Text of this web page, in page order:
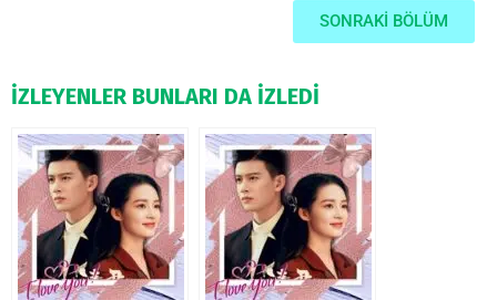
SONRAKİ BÖLÜM
İZLEYENLER BUNLARI DA İZLEDİ